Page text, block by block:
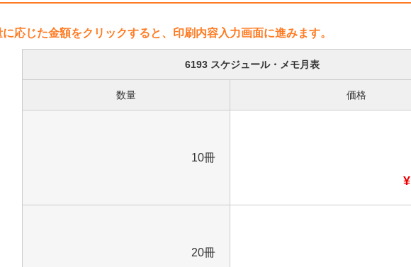
応じた金額をクリックすると、印刷内容入力画面に進みます。
6193 スケジュール・メモ月表
数量 価格
10冊
20冊